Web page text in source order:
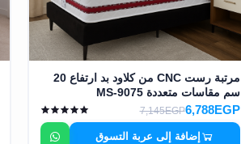
مرتبة رست CNC من كلاود بد ارتفاع 20
سم مقاسات متعددة MS-9075
6,788EGP
7,145EGP
إضافة إلى عربة التسوق